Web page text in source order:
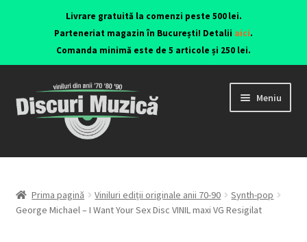
Livrare gratuită la comenzi peste 500 lei.
Parteneriat magazin în București! Detalii aici.
Comanda minimă este de 5 articole și 250 lei.
Meniu
Viniluri ediții originale anii 70-90
CD-uri originale
Prima pagină Viniluri ediții originale anii 70-90
Synth-pop
George Michael – I Want Your Sex Disc VINIL maxi VG Resigilat